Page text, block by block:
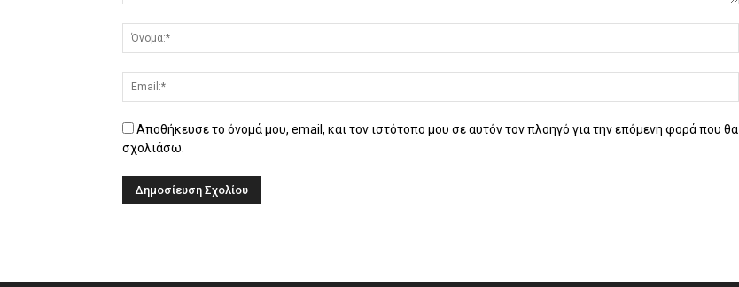
Αποθήκευσε το όνομά μου, email, και τον ιστότοπο μου σε αυτόν τον πλοηγό για την επόμενη φορά που θα
σχολιάσω.